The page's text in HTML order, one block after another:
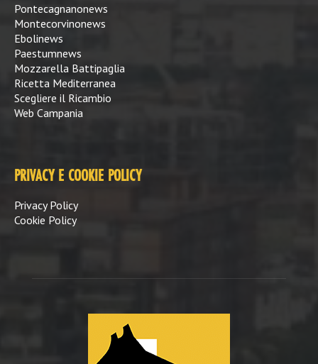
Pontecagnanonews
Montecorvinonews
Ebolinews
Paestumnews
Mozzarella Battipaglia
Ricetta Mediterranea
Scegliere il Ricambio
Web Campania
PRIVACY E COOKIE POLICY
Privacy Policy
Cookie Policy